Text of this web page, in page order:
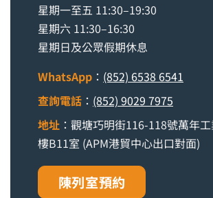
星期一至五 11:30–19:30
星期六 11:30–16:30
星期日及公眾假期休息
WhatsApp ： (852) 6538 6541
查詢電話 ： (852) 9029 7975
地址 ：觀塘巧明街116-118號萬年
樓B11室 (APM港貿中心出口對面)
陳列室預約